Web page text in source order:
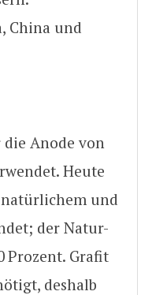
China und
Anode von
Heute
und
der Natur-
Prozent. Grafit
deshalb